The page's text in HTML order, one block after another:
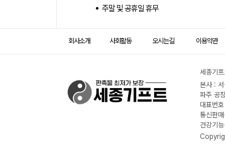
주말 및 공휴일 휴무
회사소개 사회활동 오시는길 이용약관
세종기
본사 :
파주 공
대표번
통신판
건강기